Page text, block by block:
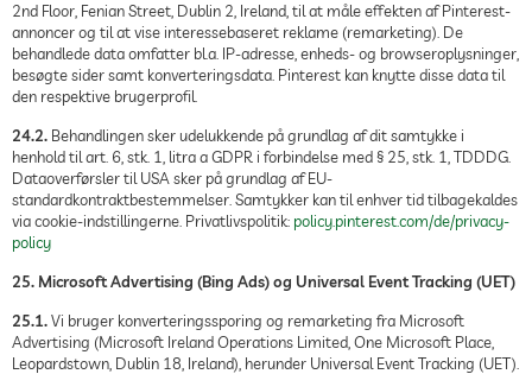
2nd Floor, Fenian Street, Dublin 2, Ireland, til at måle effekten af Pinterest-
annoncer og til at vise interessebaseret reklame (remarketing). De
behandlede data omfatter bl.a. IP-adresse, enheds- og browseroplysninger,
besøgte sider samt konverteringsdata. Pinterest kan knytte disse data til
den respektive brugerprofil.
24.2. Behandlingen sker udelukkende på grundlag af dit samtykke i
henhold til art. 6, stk. 1, litra a GDPR i forbindelse med § 25, stk. 1, TDDDG.
Dataoverførsler til USA sker på grundlag af EU-
standardkontraktbestemmelser. Samtykker kan til enhver tid tilbagekaldes
via cookie-indstillingerne. Privatlivspolitik: policy.pinterest.com/de/privacy-
policy
25. Microsoft Advertising (Bing Ads) og Universal Event Tracking (UET)
25.1.Vi bruger konverteringssporing og remarketing fra Microsoft
Advertising (Microsoft Ireland Operations Limited, One Microsoft Place,
Leopardstown, Dublin 18, Ireland), herunder Universal Event Tracking (UET).